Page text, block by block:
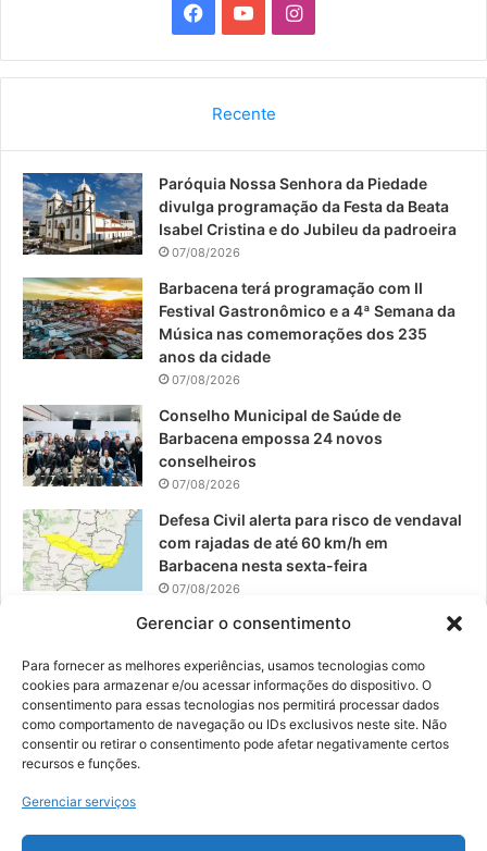
Gerenciar o consentimento
Para fornecer as melhores experiências, usamos tecnologias como
cookies para armazenar e/ou acessar informações do dispositivo. O
consentimento para essas tecnologias nos permitirá processar dados
como comportamento de navegação ou IDs exclusivos neste site. Não
consentir ou retirar o consentimento pode afetar negativamente certos
recursos e funções.
Gerenciar serviços
a
b
o
k
o
u
b
I
n
a
g
a
Recente
Paróquia Nossa Senhora da Piedade
divulga programação da Festa da Beata
Isabel Cristina e do Jubileu da padroeira
07/08/2026
Barbacena terá programação com II
Festival Gastronômico e a 4ª Semana da
Música nas comemorações dos 235
anos da cidade
07/08/2026
Conselho Municipal de Saúde de
Barbacena empossa 24 novos
conselheiros
07/08/2026
Defesa Civil alerta para risco de vendaval
com rajadas de até 60 km/h em
Barbacena nesta sexta-feira
07/08/2026
EPCAR tem a melhor nota do IDEB no
06/08/2026
© 2026, Todos os direitos reservados | Desenvolvido por:
Digital Business| Hospedado por:NP Publicidade